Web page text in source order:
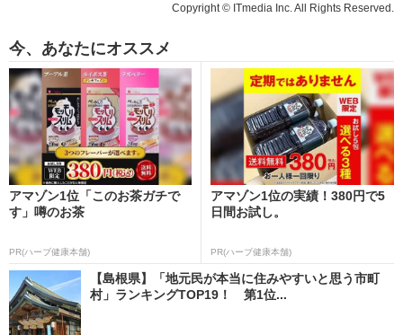
Copyright © ITmedia Inc. All Rights Reserved.
今、あなたにオススメ
アマゾン1位「このお茶ガチで
す」噂のお茶
PR(ハーブ健康本舗)
アマゾン1位の実績！380円で5
日間お試し。
PR(ハーブ健康本舗)
【島根県】「地元民が本当に住みやすいと思う市町
村」ランキングTOP19！ 第1位...